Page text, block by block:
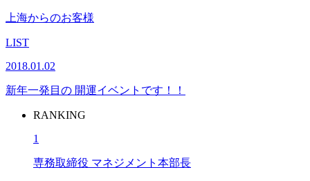
上海からのお客様
LIST
2018.01.02
新年一発目の 開運イベントです！！
RANKING
1
専務取締役 マネジメント本部長